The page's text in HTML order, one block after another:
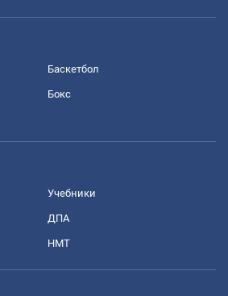
Баскетбол
Бокс
Учебники
ДПА
НМТ